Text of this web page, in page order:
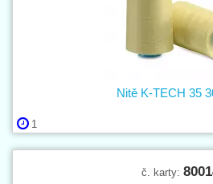
1
Nitě K-TECH 35
č. karty: